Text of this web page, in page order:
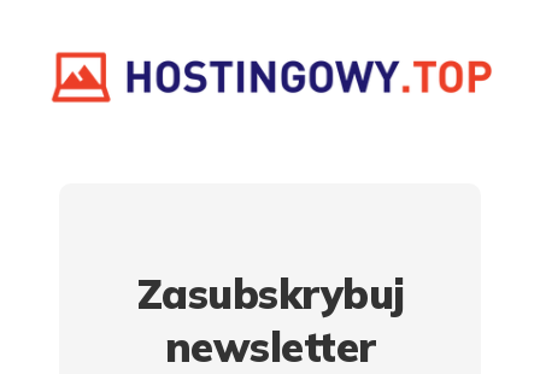
Zasubskrybuj
newsletter